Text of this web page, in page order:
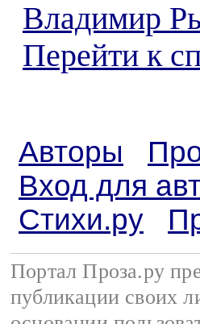
Владимир
Перейти к
Авторы
Вход для
Стихи.ру
Портал Проза.ру
публикации своих